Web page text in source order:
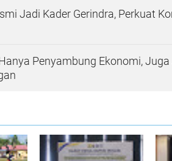
Jadi Kader Gerindra, Perkuat
Penyambung Ekonomi,